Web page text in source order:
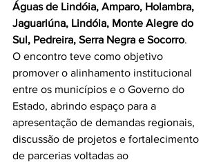
Águas de Lindóia, Amparo, Holambra,
Jaguariúna, Lindóia, Monte Alegre do
Sul, Pedreira, Serra Negra e Socorro.
O encontro teve como objetivo
promover o alinhamento institucional
entre os municípios e o Governo do
Estado, abrindo espaço para a
apresentação de demandas regionais,
discussão de projetos e fortalecimento
de parcerias voltadas ao